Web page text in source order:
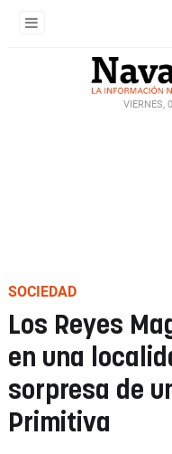
VIERNES,
SOCIEDAD
Los Reyes
en una
sorpresa de
Primitiva